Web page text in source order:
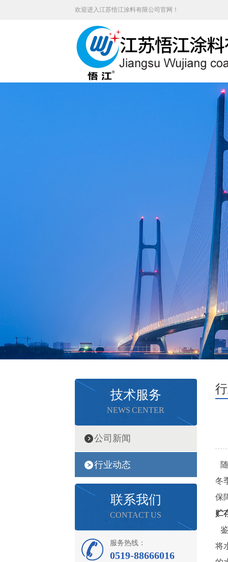
欢迎进入江苏悟江涂料有限公司官网！
技术服务
NEWS CENTER
公司新闻
行业动态
联系我们
CONTACT US
服务热线：
0519-88666016
冬
保
贮
将